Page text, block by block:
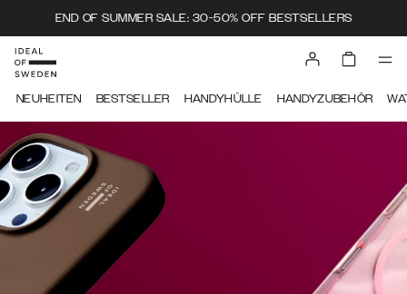
END OF SUMMER SALE: 30-50% OFF BESTSELLERS
NEUHEITEN BESTSELLER HANDYHÜLLE HANDYZUBEHÖR